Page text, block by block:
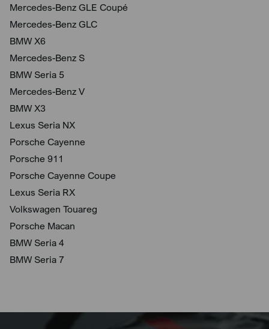
Mercedes-Benz GLE Coupé
Mercedes-Benz GLC
BMW X6
Mercedes-Benz S
BMW Seria 5
Mercedes-Benz V
BMW X3
Lexus Seria NX
Porsche Cayenne
Porsche 911
Porsche Cayenne Coupe
Lexus Seria RX
Volkswagen Touareg
Porsche Macan
BMW Seria 4
BMW Seria 7